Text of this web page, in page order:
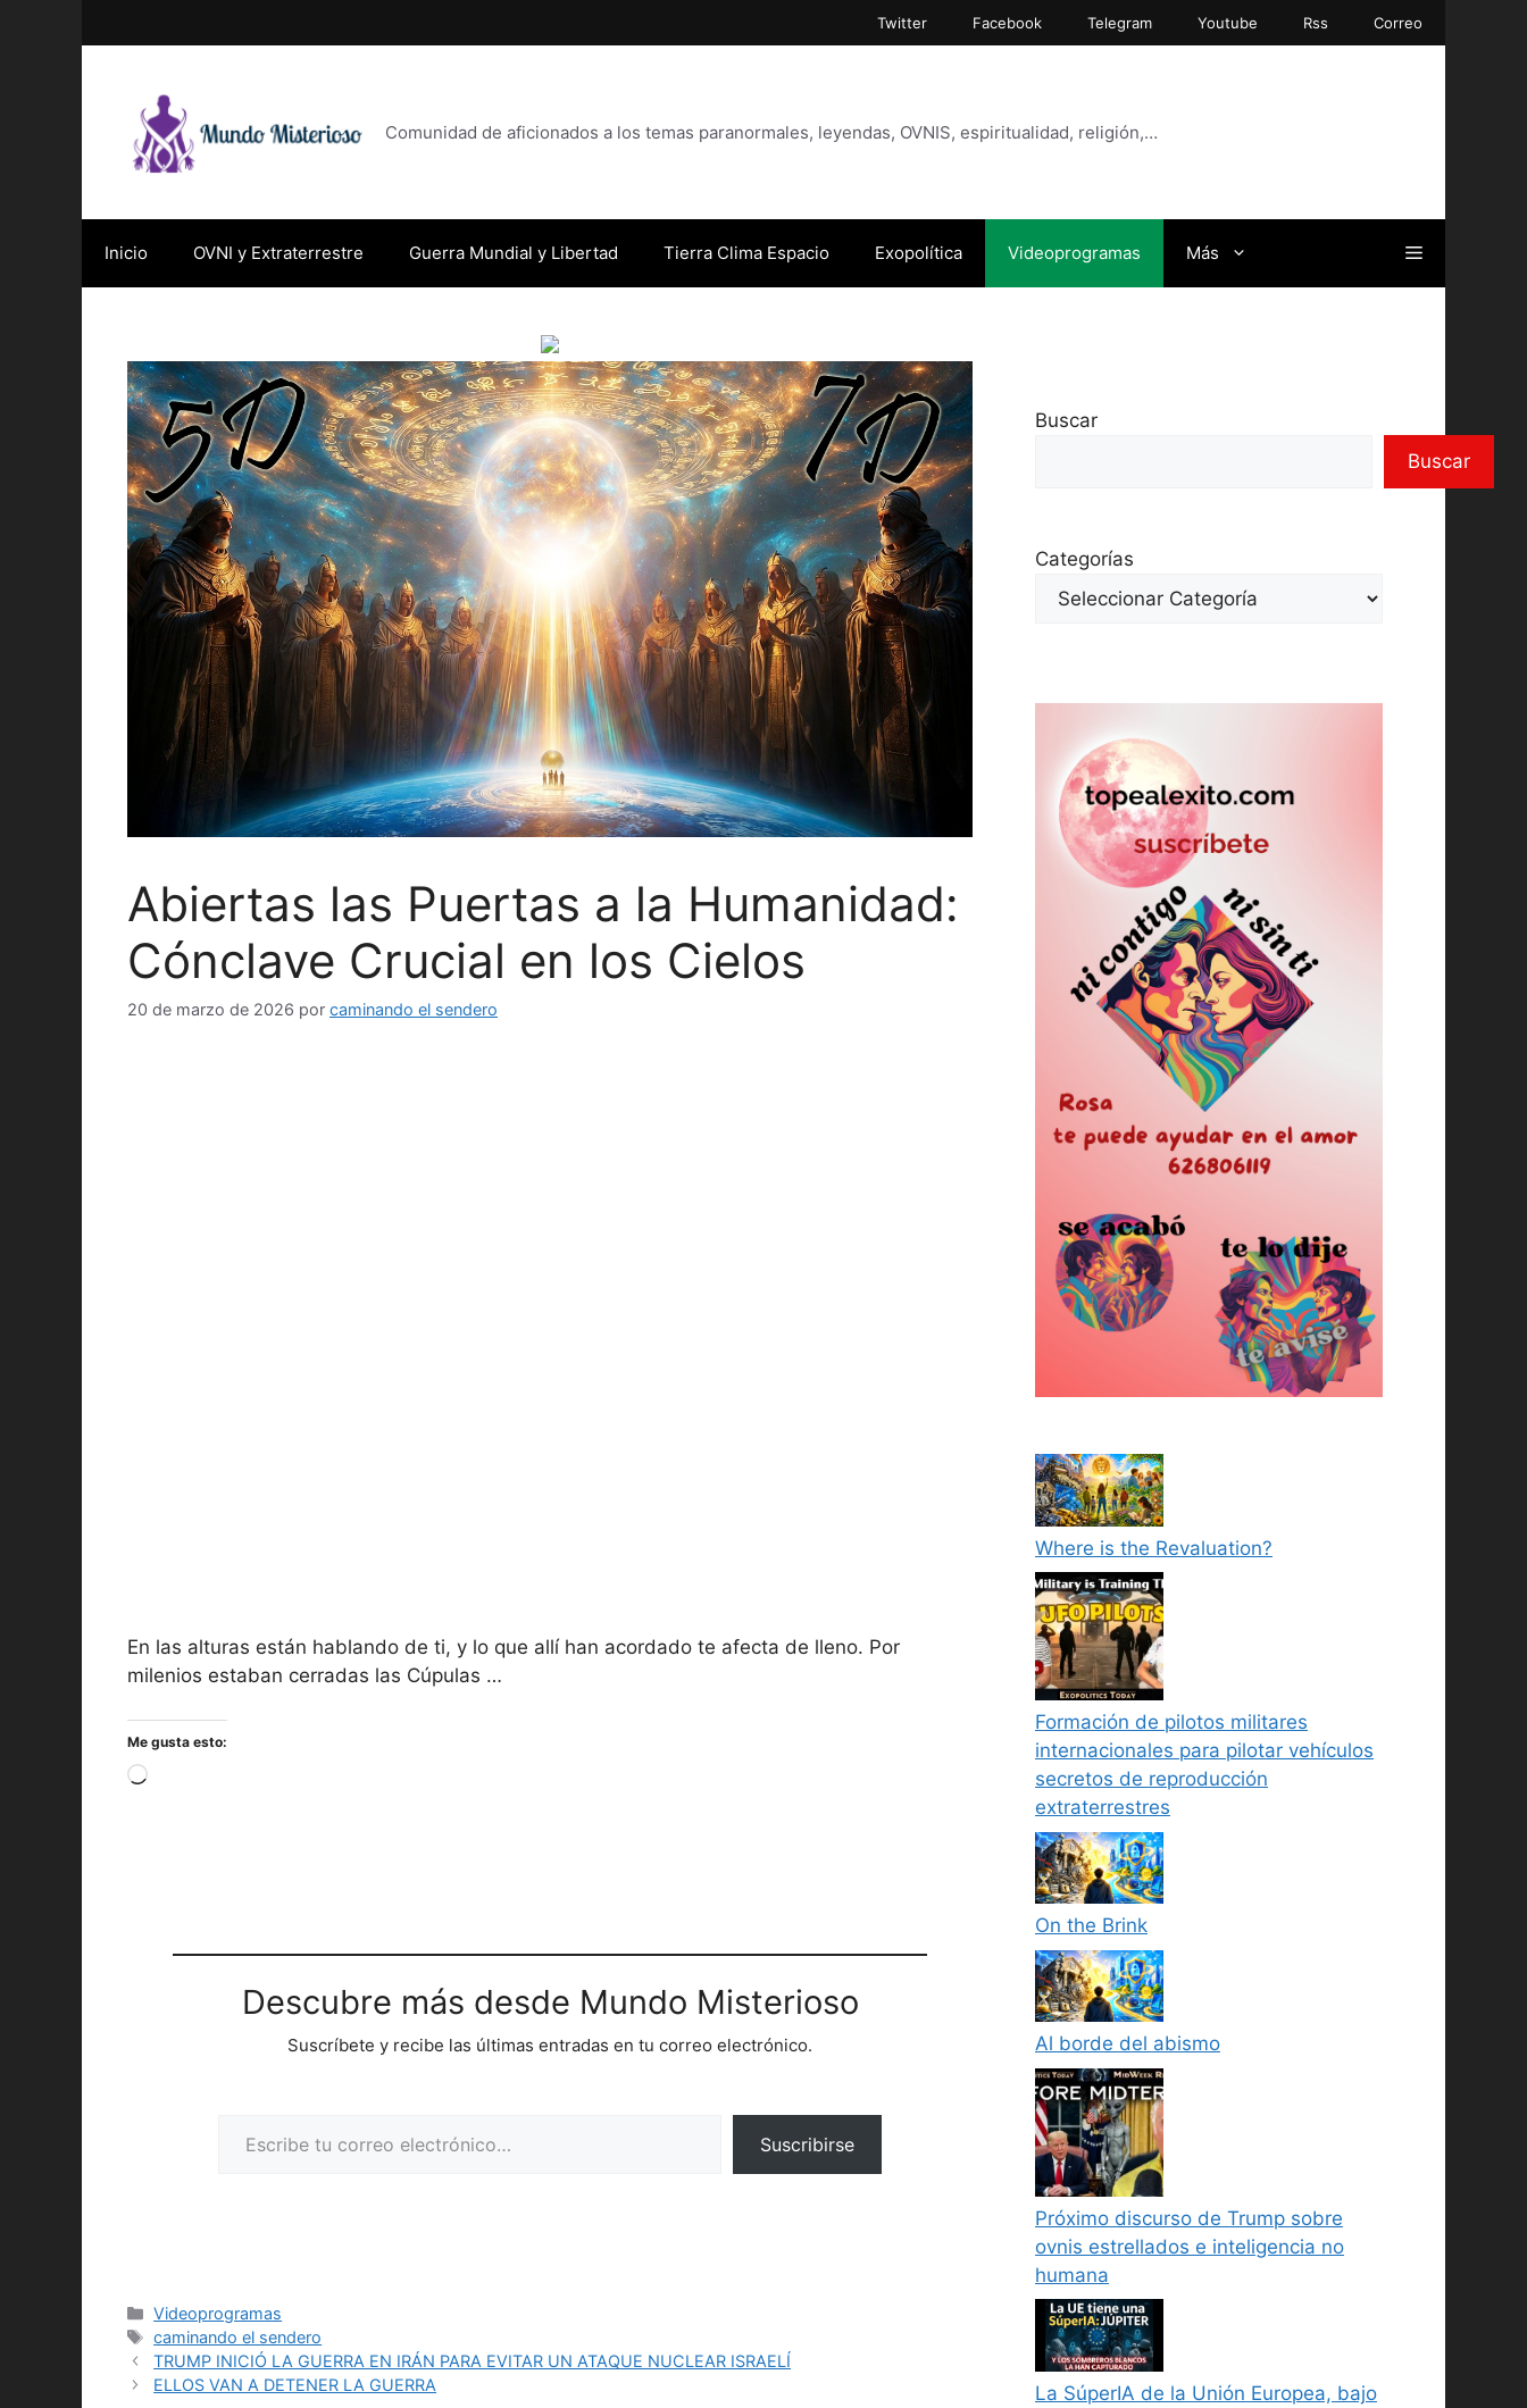
Twitter Facebook Telegram Youtube Rss Correo
Comunidad de aficionados a los temas paranormales, leyendas, OVNIS, espiritualidad, religión,…
Inicio OVNI y Extraterrestre Guerra Mundial y Libertad Tierra Clima Espacio Exopolítica Videoprogramas Más
Abiertas las Puertas a la Humanidad:
Cónclave Crucial en los Cielos
20 de marzo de 2026 por caminando el sendero
En las alturas están hablando de ti, y lo que allí han acordado te afecta de lleno. Por
milenios estaban cerradas las Cúpulas …
Me gusta esto:
Cargando...
Descubre más desde Mundo Misterioso
Suscríbete y recibe las últimas entradas en tu correo electrónico.
Suscribirse
Categorías
Videoprogramas
Etiquetas
caminando el sendero
TRUMP INICIÓ LA GUERRA EN IRÁN PARA EVITAR UN ATAQUE NUCLEAR ISRAELÍ
ELLOS VAN A DETENER LA GUERRA
Buscar
Buscar
Categorías
Where is the Revaluation?
Formación de pilotos militares
internacionales para pilotar vehículos
secretos de reproducción
extraterrestres
On the Brink
Al borde del abismo
Próximo discurso de Trump sobre
ovnis estrellados e inteligencia no
humana
La SúperIA de la Unión Europea, bajo